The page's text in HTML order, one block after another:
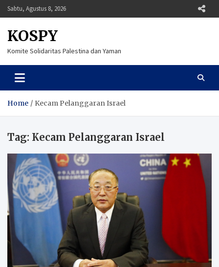
Skip
to
Sabtu, Agustus 8, 2026
KOSPY
Komite Solidaritas Palestina dan Yaman
Home Kecam Pelanggaran Israel
Tag: Kecam Pelanggaran Israel